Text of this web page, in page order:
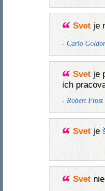
Svetje
- Carlo
Svetje
ich
- Robert Frost
Svetje
Svet